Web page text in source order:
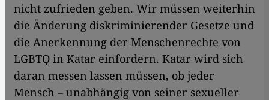
nicht zufrieden geben. Wir müssen weiterhin
die Änderung diskriminierender Gesetze und
die Anerkennung der Menschenrechte von
LGBTQ in Katar einfordern. Katar wird sich
daran messen lassen müssen, ob jeder
Mensch – unabhängig von seiner sexueller